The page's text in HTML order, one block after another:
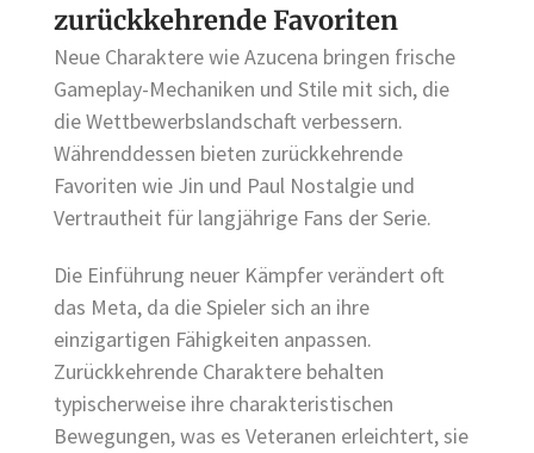
zurückkehrende Favoriten
Neue Charaktere wie Azucena bringen frische
Gameplay-Mechaniken und Stile mit sich, die
die Wettbewerbslandschaft verbessern.
Währenddessen bieten zurückkehrende
Favoriten wie Jin und Paul Nostalgie und
Vertrautheit für langjährige Fans der Serie.
Die Einführung neuer Kämpfer verändert oft
das Meta, da die Spieler sich an ihre
einzigartigen Fähigkeiten anpassen.
Zurückkehrende Charaktere behalten
typischerweise ihre charakteristischen
Bewegungen, was es Veteranen erleichtert, sie